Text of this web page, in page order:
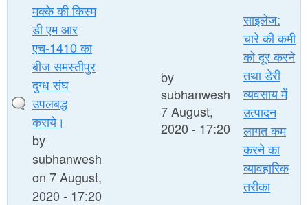
मक्के की किस्म
डी एम आर
एच-1410 का
बीज समस्तीपुर
दुग्ध संघ
उपलबद्ध
कराये।
by
subhanwesh
on 7 August,
2020 - 17:20
by
subhanwesh
7 August,
2020 - 17:20
साइलेज:
चारे की कमी
को दूर करने
तथा डेरी
व्यवसाय में
उत्पादन
लागत कम
करने का
व्यावहारिक
तरीका